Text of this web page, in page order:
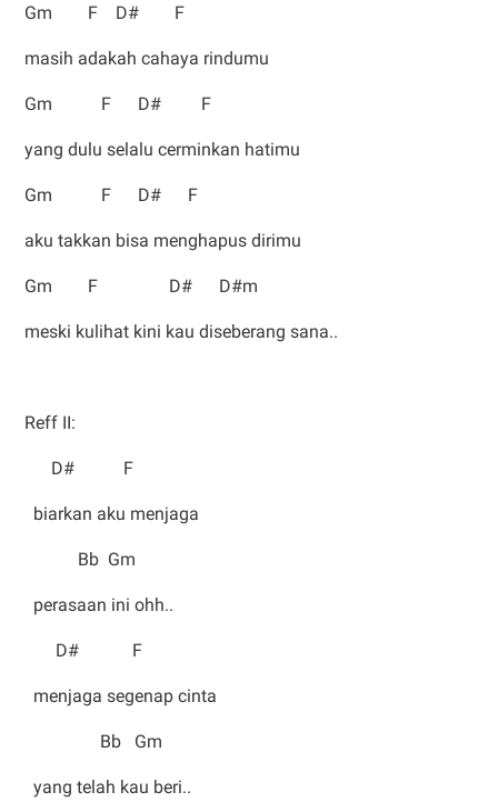
Gm F D# F
masih adakah cahaya rindumu
Gm F D# F
yang dulu selalu cerminkan hatimu
Gm F D# F
aku takkan bisa menghapus dirimu
Gm F D# D#m
meski kulihat kini kau diseberang sana..
Reff II:
D# F
biarkan aku menjaga
Bb Gm
perasaan ini ohh..
D# F
menjaga segenap cinta
Bb Gm
yang telah kau beri..